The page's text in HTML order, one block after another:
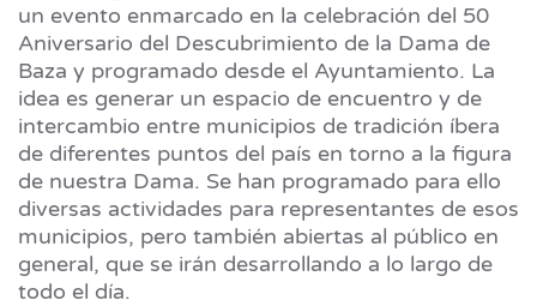
un evento enmarcado en la celebración del 50
Aniversario del Descubrimiento de la Dama de
Baza y programado desde el Ayuntamiento. La
idea es generar un espacio de encuentro y de
intercambio entre municipios de tradición íbera
de diferentes puntos del país en torno a la figura
de nuestra Dama. Se han programado para ello
diversas actividades para representantes de esos
municipios, pero también abiertas al público en
general, que se irán desarrollando a lo largo de
todo el día.